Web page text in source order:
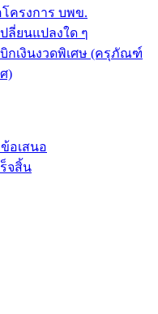
ครงการ บพข.
ลี่ยนแปลงใด ๆ
กเงินงวดพิเศษ (ครุภัณฑ์
)
อเสนอ
จสิ้น